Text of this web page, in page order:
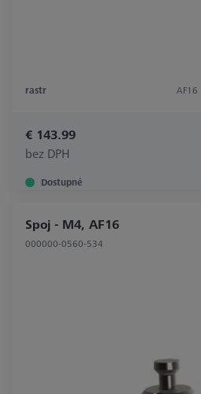
rastr AF16
€ 143.99
bez DPH
Dostupné
Spoj - M4, AF16
000000-0560-534